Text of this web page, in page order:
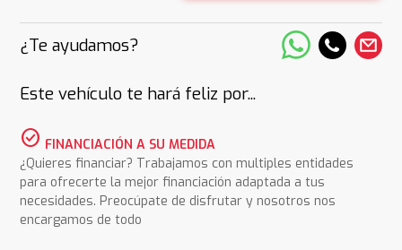
¿Te ayudamos?
Este vehículo te hará feliz por...
check_circle FINANCIACIÓN A SU MEDIDA
¿Quieres financiar? Trabajamos con multiples entidades
para ofrecerte la mejor financiación adaptada a tus
necesidades. Preocúpate de disfrutar y nosotros nos
encargamos de todo